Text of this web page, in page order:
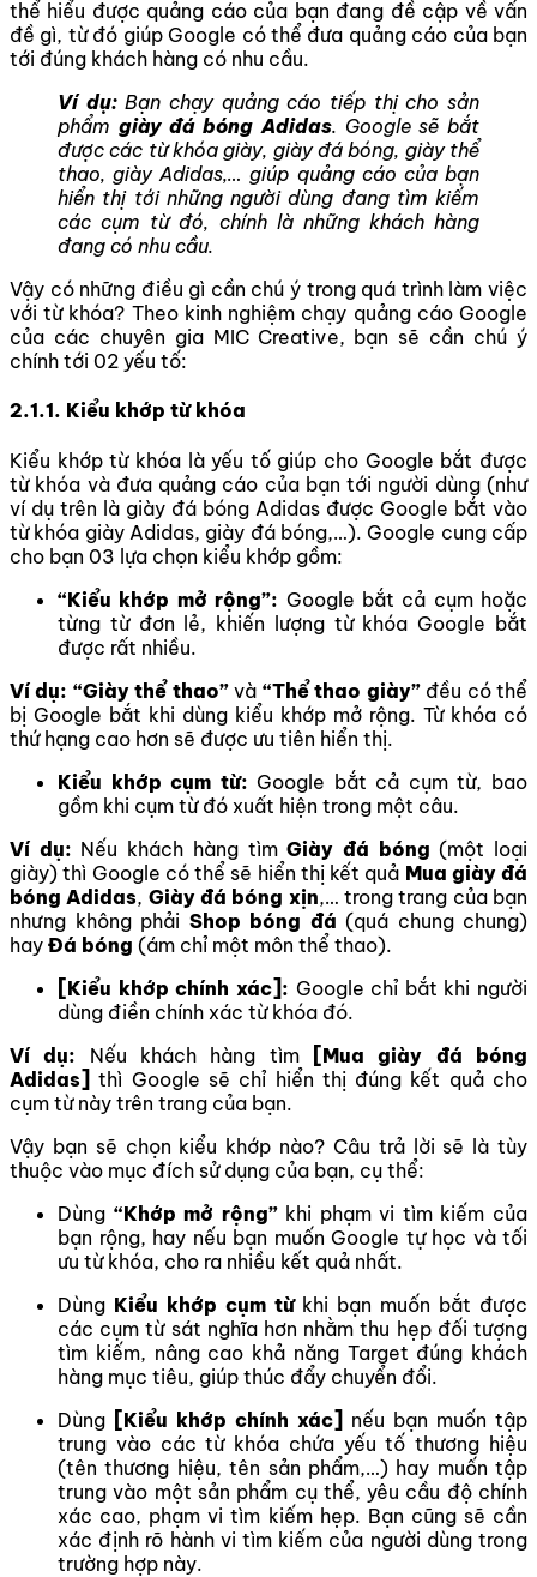
thể hiểu được quảng cáo của bạn đang đề cập về vấn
đề gì, từ đó giúp Google có thể đưa quảng cáo của bạn
tới đúng khách hàng có nhu cầu.
Ví dụ:Bạn chạy quảng cáo tiếp thị cho sản
phẩm giày đá bóng Adidas. Google sẽ bắt
được các từ khóa giày, giày đá bóng, giày thể
thao, giày Adidas,… giúp quảng cáo của bạn
hiển thị tới những người dùng đang tìm kiếm
các cụm từ đó, chính là những khách hàng
đang có nhu cầu.
Vậy có những điều gì cần chú ý trong quá trình làm việc
với từ khóa? Theo kinh nghiệm chạy quảng cáo Google
của các chuyên gia MIC Creative, bạn sẽ cần chú ý
chính tới 02 yếu tố:
2.1.1. Kiểu khớp từ khóa
Kiểu khớp từ khóa là yếu tố giúp cho Google bắt được
từ khóa và đưa quảng cáo của bạn tới người dùng (như
ví dụ trên là giày đá bóng Adidas được Google bắt vào
từ khóa giày Adidas, giày đá bóng,…). Google cung cấp
cho bạn 03 lựa chọn kiểu khớp gồm:
“Kiểu khớp mở rộng”: Google bắt cả cụm hoặc
từng từ đơn lẻ, khiến lượng từ khóa Google bắt
được rất nhiều.
Ví dụ: “Giày thể thao”và “Thể thao giày”đều có thể
bị Google bắt khi dùng kiểu khớp mở rộng. Từ khóa có
thứ hạng cao hơn sẽ được ưu tiên hiển thị.
Kiểu khớp cụm từ: Google bắt cả cụm từ, bao
gồm khi cụm từ đó xuất hiện trong một câu.
Ví dụ: Nếu khách hàng tìmGiày đá bóng (một loại
giày) thì Google có thể sẽ hiển thị kết quả Mua giày đá
bóng Adidas, Giày đá bóng xịn,… trong trang của bạn
nhưng không phải Shop bóng đá (quá chung chung)
hay Đá bóng (ám chỉ một môn thể thao).
[Kiểu khớp chính xác]: Google chỉ bắt khi người
dùng điền chính xác từ khóa đó.
Ví dụ: Nếu khách hàng tìm[Mua giày đá bóng
Adidas] thì Google sẽ chỉ hiển thị đúng kết quả cho
cụm từ này trên trang của bạn.
Vậy bạn sẽ chọn kiểu khớp nào? Câu trả lời sẽ là tùy
thuộc vào mục đích sử dụng của bạn, cụ thể:
Dùng “Khớp mở rộng” khi phạm vi tìm kiếm của
bạn rộng, hay nếu bạn muốn Google tự học và tối
ưu từ khóa, cho ra nhiều kết quả nhất.
Dùng Kiểu khớp cụm từ khi bạn muốn bắt được
các cụm từ sát nghĩa hơn nhằm thu hẹp đối tượng
tìm kiếm, nâng cao khả năng Target đúng khách
hàng mục tiêu, giúp thúc đẩy chuyển đổi.
Dùng [Kiểu khớp chính xác] nếu bạn muốn tập
trung vào các từ khóa chứa yếu tố thương hiệu
(tên thương hiệu, tên sản phẩm,…) hay muốn tập
trung vào một sản phẩm cụ thể, yêu cầu độ chính
xác cao, phạm vi tìm kiếm hẹp. Bạn cũng sẽ cần
xác định rõ hành vi tìm kiếm của người dùng trong
trường hợp này.